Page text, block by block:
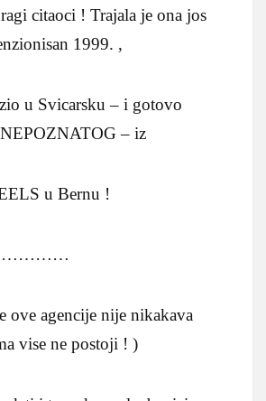
citaoci ! Trajala je ona jos
1999. ,
u Svicarsku – i gotovo
– iz
u Bernu !
ove agencije nije nikakava
vise ne postoji ! )